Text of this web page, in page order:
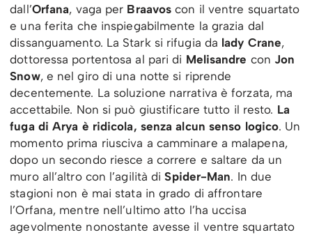
dall’Orfana, vaga per Braavos con il ventre squartato
e una ferita che inspiegabilmente la grazia dal
dissanguamento. La Stark si rifugia da lady Crane,
dottoressa portentosa al pari di Melisandre con Jon
Snow, e nel giro di una notte si riprende
decentemente. La soluzione narrativa è forzata, ma
accettabile. Non si può giustificare tutto il resto. La
fuga di Arya è ridicola, senza alcun senso logico. Un
momento prima riusciva a camminare a malapena,
dopo un secondo riesce a correre e saltare da un
muro all’altro con l’agilità diSpider-Man. In due
stagioni non è mai stata in grado di affrontare
l’Orfana, mentre nell’ultimo atto l’ha uccisa
agevolmente nonostante avesse il ventre squartato